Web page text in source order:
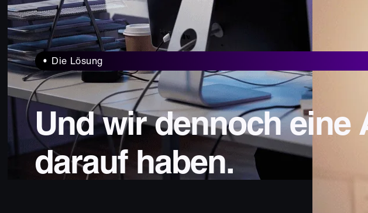
Die Lösung
Und wir dennoch eine
darauf haben.